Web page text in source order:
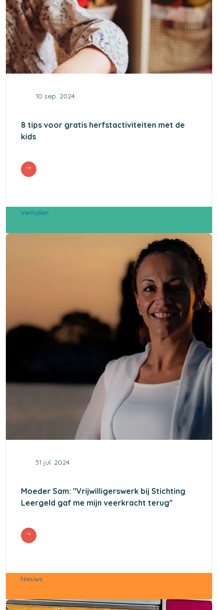
10 sep. 2024
8 tips voor gratis herfstactiviteiten met de
kids
Verhalen
31 jul. 2024
Moeder Sam: "Vrijwilligerswerk bij Stichting
Leergeld gaf me mijn veerkracht terug"
Nieuws